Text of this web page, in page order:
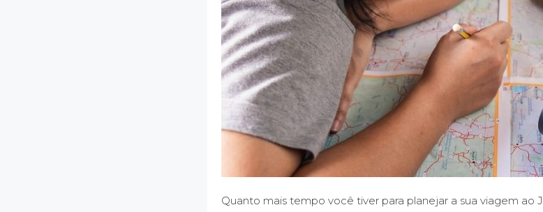
Quanto mais tempo você tiver para planejar a sua viagem ao